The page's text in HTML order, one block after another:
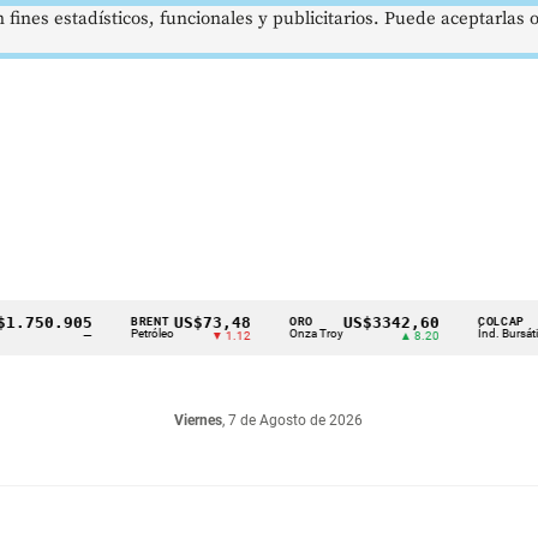
BRENT
Petróleo
US$73,48
▼ 1.12
ORO
Onza Troy
US$3342,60 COLCAP
Índ. Bursátil
Viernes, 7 de Agosto de 2026
estadísticos, funcionales y publicitarios. Puede aceptarlas